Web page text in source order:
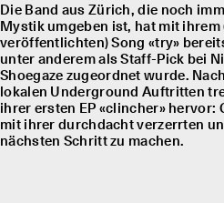
Die Band aus Zürich, die noch
Mystik umgeben ist, hat mit ihrem
veröffentlichten) Song «try»
unter anderem als Staff-Pick bei
Shoegaze zugeordnet wurde.
lokalen Underground Auftritten
ihrer ersten EP «clincher» hervor:
mit ihrer durchdacht verzerrten
nächsten Schritt zu machen.